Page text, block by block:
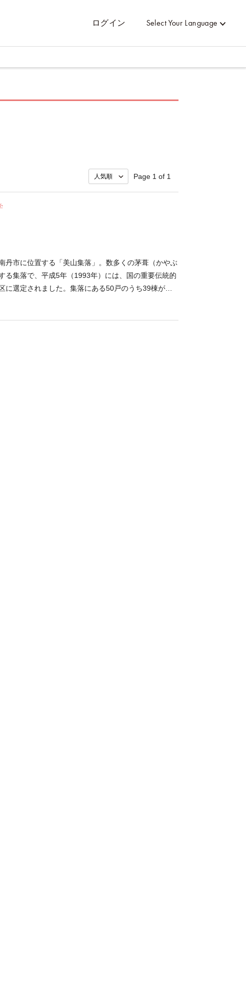
ログイン Select Your Language
Page 1 of 1
丹市に位置する「美山集落」。数多くの茅葺（かやぶ
る集落で、平成5年（1993年）には、国の重要伝統的
に選定されました。集落にある50戸のうち39棟が茅